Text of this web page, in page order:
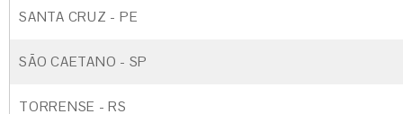
SANTA CRUZ - PE
SÃO CAETANO - SP
TORRENSE - RS